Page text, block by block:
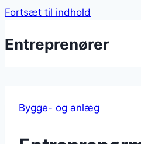
Fortsæt til indhold
Entreprenører
Bygge- og anlæg